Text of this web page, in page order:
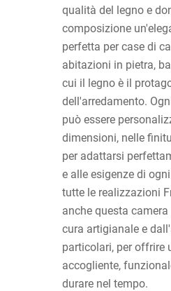
qualità del legno e
composizione
perfetta per case di
abitazioni in pietra,
cui il legno è il
dell'arredamento.
può essere
dimensioni, nelle
per adattarsi
e alle esigenze di
tutte le realizzazioni
anche questa
cura artigianale e
particolari, per offrire
accogliente,
durare nel tempo.